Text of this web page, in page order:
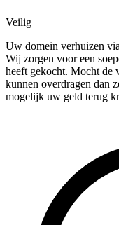
Veilig
Uw domein verhuizen
Wij zorgen voor een
heeft gekocht. Mocht de
kunnen overdragen dan
mogelijk uw geld terug